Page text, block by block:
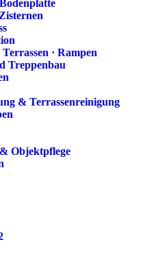
· Rampen
Treppenbau
& Terrassenreinigung
Objektpflege